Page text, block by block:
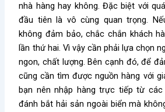
nhà hàng hay không. Đặc biệt với
đầu tiên là vô cùng quan trọng.
không đảm bảo, chắc chắn khách
lần thứ hai. Vì vậy cần phải lựa chọn
ngon, chất lượng. Bên cạnh đó, để
cũng cần tìm được nguồn hàng với
bạn nên nhập hàng trực tiếp từ các
đánh bắt hải sản ngoài biển mà